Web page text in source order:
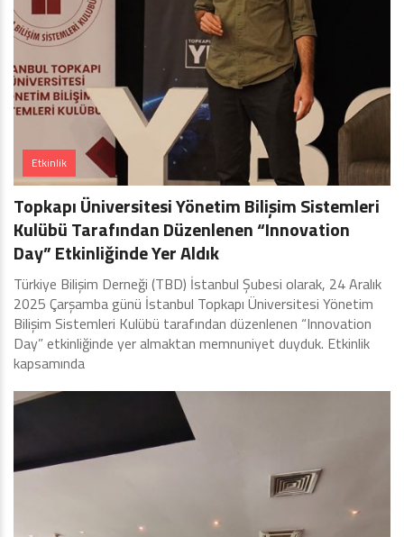
Etkinlik
Topkapı Üniversitesi Yönetim Bilişim Sistemleri
Kulübü Tarafından Düzenlenen “Innovation
Day” Etkinliğinde Yer Aldık
Türkiye Bilişim Derneği (TBD) İstanbul Şubesi olarak, 24 Aralık
2025 Çarşamba günü İstanbul Topkapı Üniversitesi Yönetim
Bilişim Sistemleri Kulübü tarafından düzenlenen “Innovation
Day” etkinliğinde yer almaktan memnuniyet duyduk. Etkinlik
kapsamında